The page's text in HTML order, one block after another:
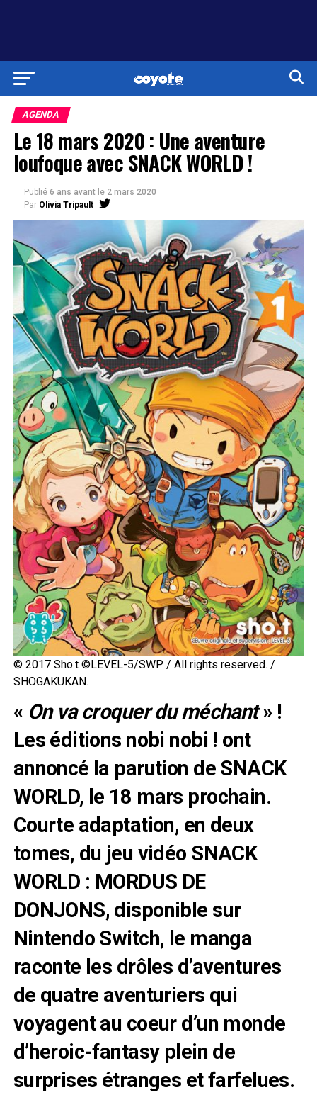
AGENDA
Le 18 mars 2020 : Une aventure
loufoque avec SNACK WORLD !
Publié 6 ans avant le 2 mars 2020
Par Olivia Tripault
© 2017 Sho.t ©LEVEL-5/SWP / All rights reserved. /
SHOGAKUKAN.
« On va croquer du méchant» !
Les éditions nobi nobi ! ont
annoncé la parution de SNACK
WORLD, le 18 mars prochain.
Courte adaptation, en deux
tomes, du jeu vidéo SNACK
WORLD : MORDUS DE
DONJONS, disponible sur
Nintendo Switch, le manga
raconte les drôles d’aventures
de quatre aventuriers qui
voyagent au coeur d’un monde
d’heroic-fantasy plein de
surprises étranges et farfelues.